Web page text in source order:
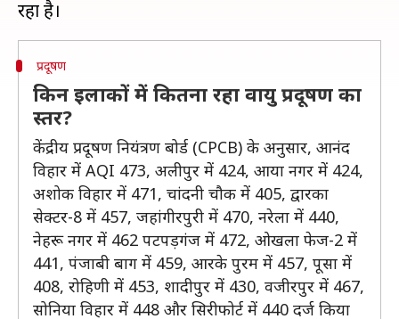
प्रदूषण
किन इलाकों में कितना रहा वायु प्रदूषण का
स्तर?
केंद्रीय प्रदूषण नियंत्रण बोर्ड (CPCB) के अनुसार, आनंद
विहार में AQI 473, अलीपुर में 424, आया नगर में 424,
अशोक विहार में 471, चांदनी चौक में 405, द्वारका
सेक्टर-8 में 457, जहांगीरपुरी में 470, नरेला में 440,
नेहरू नगर में 462 पटपड़गंज में 472, ओखला फेज-2 में
441, पंजाबी बाग में 459, आरके पुरम में 457, पूसा में
408, रोहिणी में 453, शादीपुर में 430, वजीरपुर में 467,
सोनिया विहार में 448 और सिरीफोर्ट में 440 दर्ज किया